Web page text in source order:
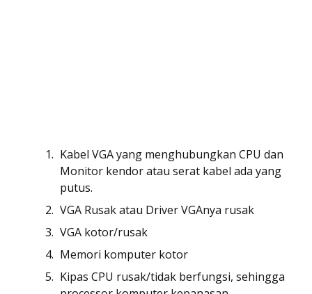
Kabel VGA yang menghubungkan CPU dan
Monitor kendor atau serat kabel ada yang
putus.
VGA Rusak atau Driver VGAnya rusak
VGA kotor/rusak
Memori komputer kotor
Kipas CPU rusak/tidak berfungsi, sehingga